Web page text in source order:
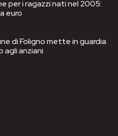
per i ragazzi nati nel 2005:
euro
di Foligno mette in guardia
anziani